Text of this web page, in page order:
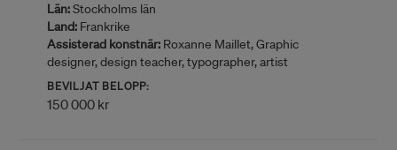
Län:Stockholms län
Land: Frankrike
Assisterad konstnär: Roxanne Maillet, Graphic
designer, design teacher, typographer, artist
BEVILJAT BELOPP:
150 000 kr